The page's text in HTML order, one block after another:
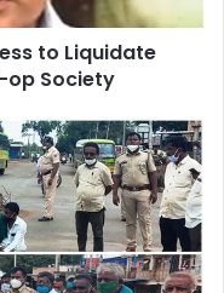
to Liquidate
op Society